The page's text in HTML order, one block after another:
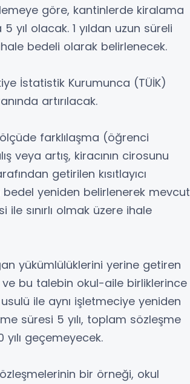
göre, kantinlerde kiralama
yıl olacak. 1 yıldan uzun süreli
bedeli olarak belirlenecek.
İstatistik Kurumunca (TÜİK)
artırılacak.
farklılaşma (öğrenci
veya artış, kiracının cirosunu
getirilen kısıtlayıcı
yeniden belirlenerek mevcut
ile sınırlı olmak üzere ihale
yükümlülüklerini yerine getiren
bu talebin okul-aile birliklerince
ile aynı işletmeciye yeniden
süresi 5 yılı, toplam sözleşme
geçemeyecek.
bir örneği, okul